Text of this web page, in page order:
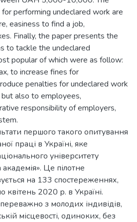
performing undeclared work are
easiness to find a job,
Finally, the paper presents the
to tackle the undeclared
popular of which were as follow:
to increase fines for
penalties for undeclared work
also to employees,
responsibility of employers,
першого такого опитування
праці в Україні, яке
університету
Це пілотне
на 133 спостереженнях,
квітень 2020 р. в Україні.
з молодих індивідів,
місцевості, одиноких, без